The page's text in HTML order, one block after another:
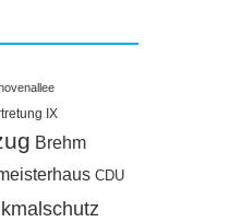
IX
Brehm
CDU